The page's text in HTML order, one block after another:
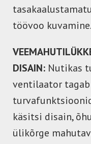
töövoo kuvamine.
DISAIN: Nutikas
ventilaator
käsitsi disain,
ülikõrge